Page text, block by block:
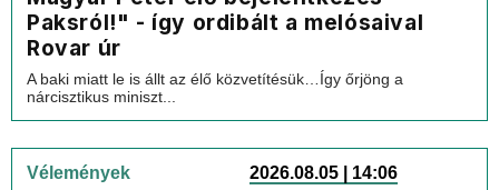
Paksról!" - így ordibált a melósaival
Rovar úr
A baki miatt le is állt az élő közvetítésük…Így őrjöng a
nárcisztikus miniszt...
Vélemények 2026.08.05 | 14:06